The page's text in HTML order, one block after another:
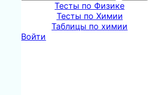
Тесты по Физике
Тесты по Химии
Таблицы по химии
Войти